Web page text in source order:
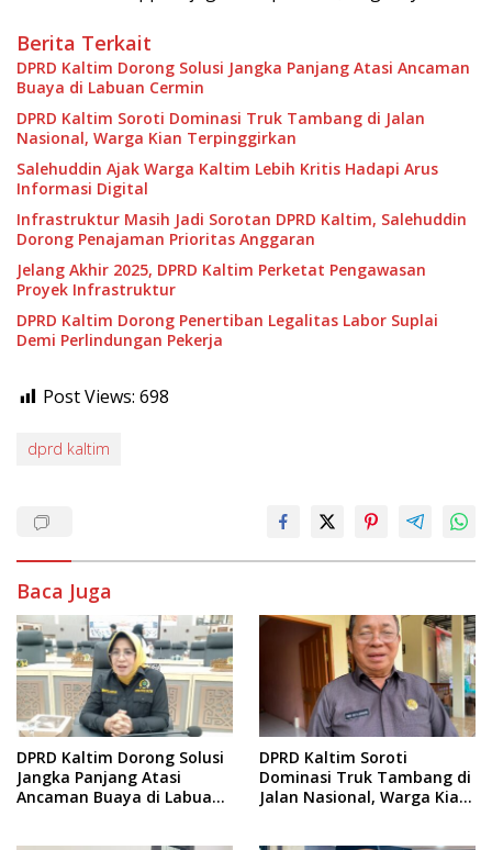
Berita Terkait
DPRD Kaltim Dorong Solusi Jangka Panjang Atasi Ancaman
Buaya di Labuan Cermin
DPRD Kaltim Soroti Dominasi Truk Tambang di Jalan
Nasional, Warga Kian Terpinggirkan
Salehuddin Ajak Warga Kaltim Lebih Kritis Hadapi Arus
Informasi Digital
Infrastruktur Masih Jadi Sorotan DPRD Kaltim, Salehuddin
Dorong Penajaman Prioritas Anggaran
Jelang Akhir 2025, DPRD Kaltim Perketat Pengawasan
Proyek Infrastruktur
DPRD Kaltim Dorong Penertiban Legalitas Labor Suplai
Demi Perlindungan Pekerja
Post Views: 698
dprd kaltim
Baca Juga
DPRD Kaltim Dorong Solusi
Jangka Panjang Atasi
Ancaman Buaya di Labuan
DPRD Kaltim Soroti
Dominasi Truk Tambang di
Jalan Nasional, Warga Kian